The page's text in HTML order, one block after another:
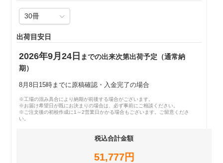
出荷目安日
2026年9月24日 までの出来次第出荷予定（通常納
期）
8月8日15時までに原稿確認・入金完了の場合
※工場の混み具合により納期が前後する場合がございます。
※お届け希望日が既にお決まりの場合は、必ず事前にご相談ください。
※ご注文後の初校作成に1～2営業日かかる場合もございます。ご留意くださ
い。
税込合計金額
51,777円